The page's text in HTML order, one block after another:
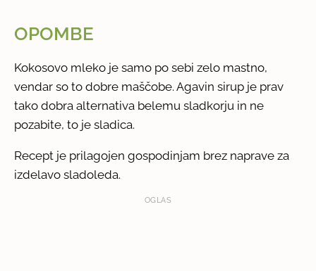
OPOMBE
Kokosovo mleko je samo po sebi zelo mastno,
vendar so to dobre maščobe. Agavin sirup je prav
tako dobra alternativa belemu sladkorju in ne
pozabite, to je sladica.
Recept je prilagojen gospodinjam brez naprave za
izdelavo sladoleda.
OGLAS